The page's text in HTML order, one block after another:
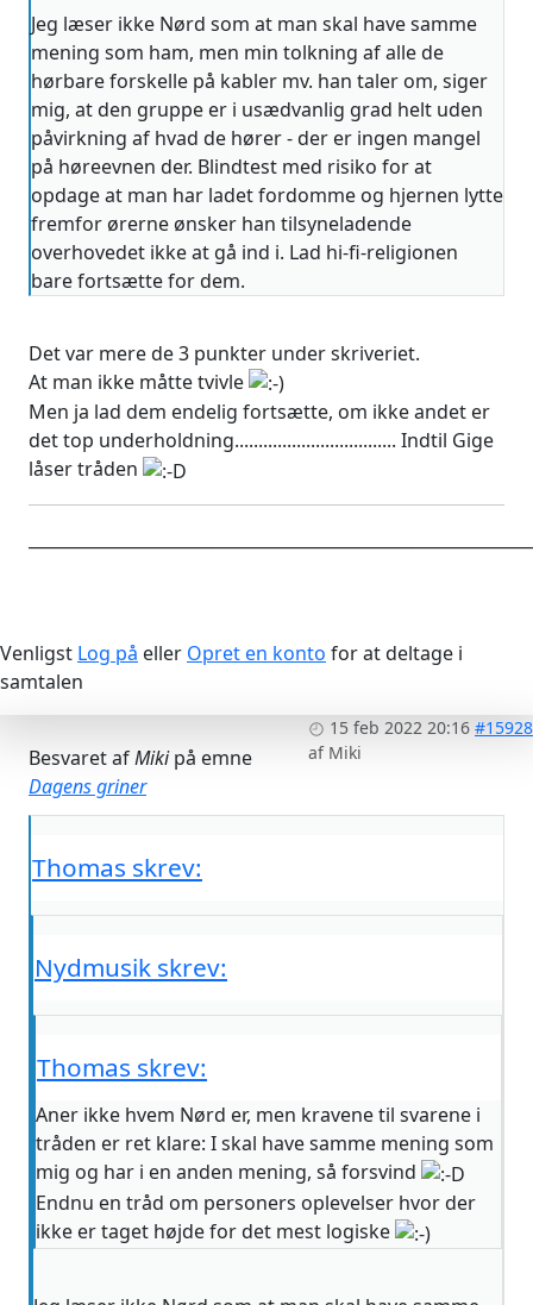
Jeg læser ikke Nørd som at man skal have samme
mening som ham, men min tolkning af alle de
hørbare forskelle på kabler mv. han taler om, siger
mig, at den gruppe er i usædvanlig grad helt uden
påvirkning af hvad de hører - der er ingen mangel
på høreevnen der. Blindtest med risiko for at
opdage at man har ladet fordomme og hjernen lytte
fremfor ørerne ønsker han tilsyneladende
overhovedet ikke at gå ind i. Lad hi-fi-religionen
bare fortsætte for dem.
Det var mere de 3 punkter under skriveriet.
At man ikke måtte tvivle
Men ja lad dem endelig fortsætte, om ikke andet er
det top underholdning.................................. Indtil Gige
låser tråden
Venligst Log på eller Opret en konto for at deltage i
samtalen
15 feb 2022 20:16 #15928
af Miki
Besvaret afMikipå emne
Dagens griner
Thomas skrev:
Nydmusik skrev:
Thomas skrev:
Aner ikke hvem Nørd er, men kravene til svarene i
tråden er ret klare: I skal have samme mening som
mig og har i en anden mening, så forsvind
Endnu en tråd om personers oplevelser hvor der
ikke er taget højde for det mest logiske